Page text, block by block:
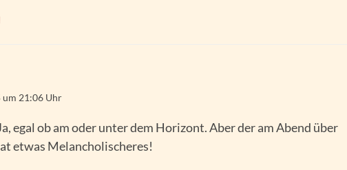
um 21:06 Uhr
egal ob am oder unter dem Horizont. Aber der am Abend über
etwas Melancholischeres!